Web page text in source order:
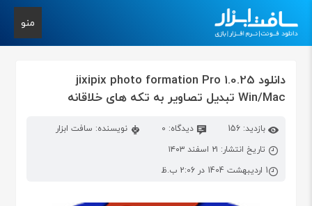
منو
دانلود jixipix photo formation Pro 1.0.25
Win/Mac تبدیل تصاویر به تکه‌ های خلاقانه
بازدید: 156 دیدگاه: 0
نویسنده: سافت ابزار
تاریخ انتشار: ۲۱ اسفند ۱۴۰۳
1 اردیبهشت 1404 در 2:06 ب.ظ